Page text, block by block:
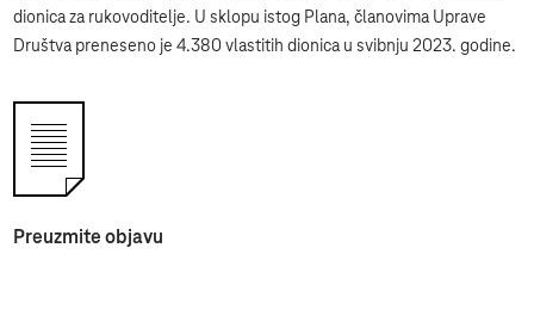
dionica za rukovoditelje. U sklopu istog Plana, članovima Uprave
Društva preneseno je 4.380 vlastitih dionica u svibnju 2023. godine.
Preuzmite objavu